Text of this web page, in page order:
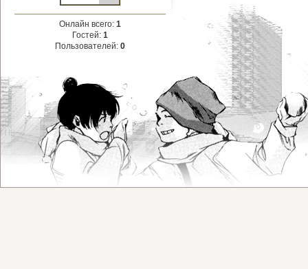
Онлайн всего: 1
Гостей: 1
Пользователей: 0